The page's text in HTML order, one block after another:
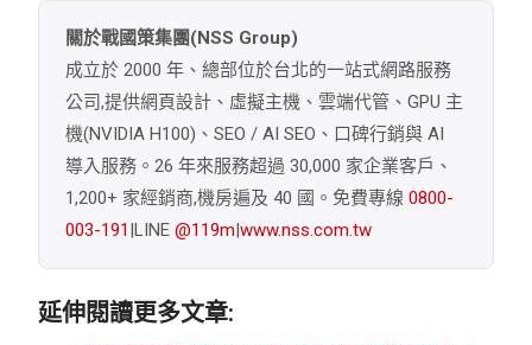
關於戰國策集團(NSS Group)
成立於 2000 年、總部位於台北的一站式網路服務
公司,提供網頁設計、虛擬主機、雲端代管、GPU 主
機(NVIDIA H100)、SEO / AI SEO、口碑行銷與 AI
導入服務。26 年來服務超過 30,000 家企業客戶、
1,200+ 家經銷商,機房遍及 40 國。免費專線0800-
003-191 |LINE@119m |www.nss.com.tw
延伸閱讀更多文章: